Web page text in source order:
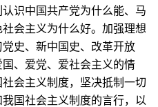
识中国共产党为什么能、马
会主义为什么好。加强理想
史、新中国史、改革开放
、爱党、爱社会主义的情
会主义制度，坚决抵制一切
国社会主义制度的言行，以